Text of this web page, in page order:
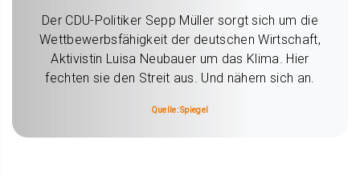
Der CDU-Politiker Sepp Müller sorgt sich um die
Wettbewerbsfähigkeit der deutschen Wirtschaft,
Aktivistin Luisa Neubauer um das Klima. Hier
fechten sie den Streit aus. Und nähern sich an.
Quelle: Spiegel